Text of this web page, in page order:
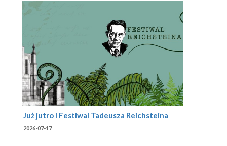
Już jutro I Festiwal Tadeusza Reichsteina
2026-07-17